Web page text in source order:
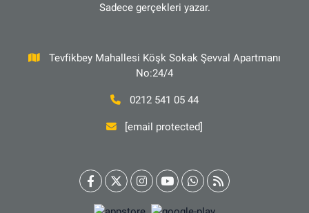
Sadece gerçekleri yazar.
Tevfikbey Mahallesi Köşk Sokak Şevval Apartmanı
No:24/4
0212 541 05 44
[email protected]